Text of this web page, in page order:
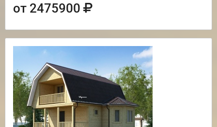
от 2475900